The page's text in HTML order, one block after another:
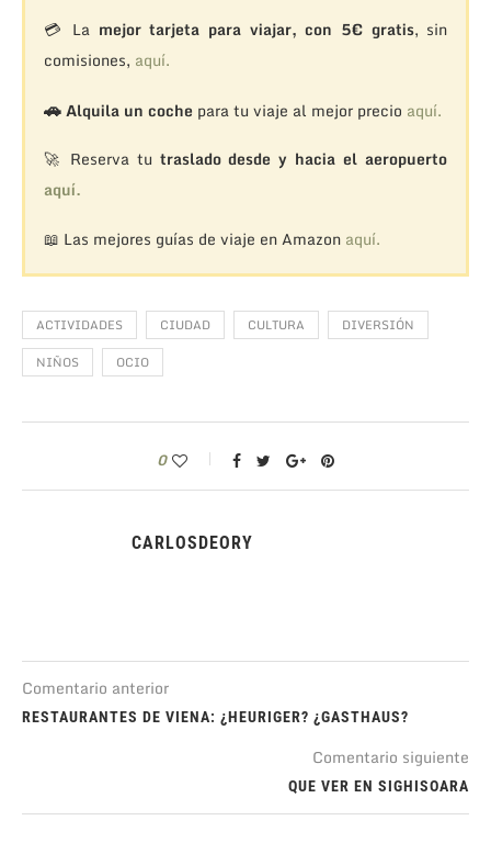
💳 La mejor tarjeta para viajar, con 5€ gratis, sin
comisiones, aquí.
🚗Alquila un coche para tu viaje al mejor precio aquí.
🚀 Reserva tu traslado desde y hacia el aeropuerto
aquí.
📖 Las mejores guías de viaje en Amazon aquí.
ACTIVIDADES CIUDAD CULTURA
DIVERSIÓN
NIÑOS
OCIO
0
CARLOSDEORY
Comentario anterior
RESTAURANTES DE VIENA: ¿HEURIGER? ¿GASTHAUS?
Comentario siguiente
QUE VER EN SIGHISOARA